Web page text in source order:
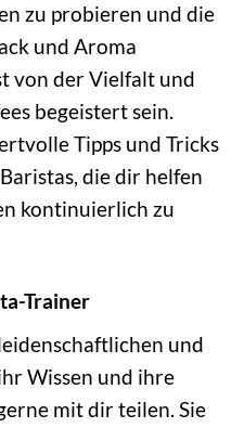
zu probieren und die
und Aroma
von der Vielfalt und
begeistert sein.
Tipps und Tricks
die dir helfen
kontinuierlich zu
Trainer
und
Wissen und ihre
mit dir teilen. Sie